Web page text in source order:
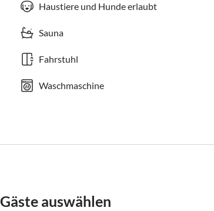
Haustiere und Hunde erlaubt
Sauna
Fahrstuhl
Waschmaschine
auswählen